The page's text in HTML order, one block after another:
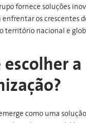
fornece soluções
os crescentes
território nacional e
a
como uma